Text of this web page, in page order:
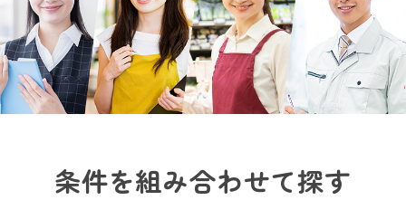
条件を組み合わせて探す